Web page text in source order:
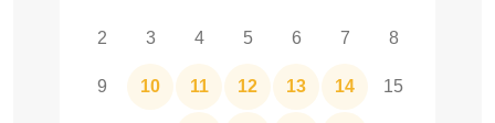
2 3 4 5 6 7 8
9 10 11 12 13 14 15